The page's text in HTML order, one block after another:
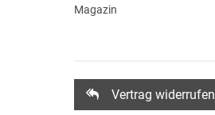
Magazin
Vertrag widerrufen